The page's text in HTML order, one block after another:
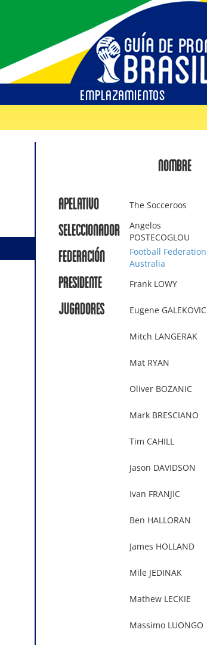
EMPLAZAMIENTOS
NOMBRE
Apelativo The Socceroos
Seleccionador
Angelos
POSTECOGLOU
Federación
Football Federation
Australia
Presidente Frank LOWY
Jugadores Eugene GALEKOVIC
Mitch LANGERAK
Mat RYAN
Oliver BOZANIC
Mark BRESCIANO
Tim CAHILL
Jason DAVIDSON
Ivan FRANJIC
Ben HALLORAN
James HOLLAND
Mile JEDINAK
Mathew LECKIE
Massimo LUONGO